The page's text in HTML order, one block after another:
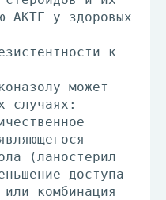
АКТГ у здоровых
к
может
случаях:
(ланостерил
доступа
комбинация